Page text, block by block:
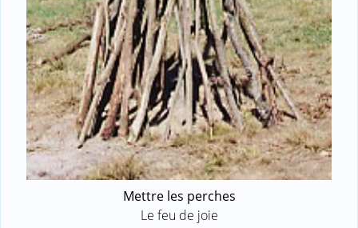
Mettre les perches
Le feu de joie